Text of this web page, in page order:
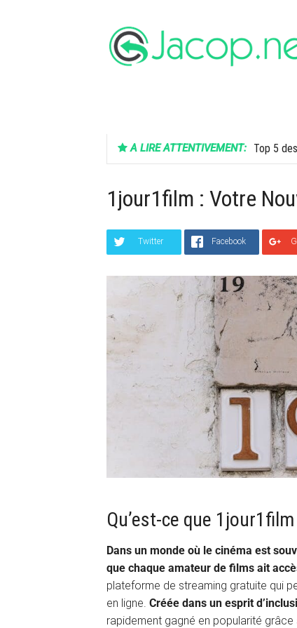
A LIRE ATTENTIVEMENT: Top 5
1jour1film : Votre
Twitter Facebook
Qu’est-ce que 1jour1film
Dans un monde où le cinéma est
que chaque amateur de films ait
plateforme de streaming gratuite qui
en ligne. Créée dans un esprit
rapidement gagné en popularité